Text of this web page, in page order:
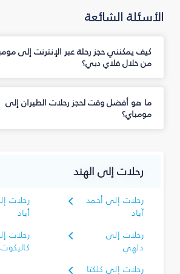
الأسئلة الشائعة
كيف يمكنني حجز رحلة عبر الإنترنت إلى
من خلال فلاي دبي؟
ما هو أفضل وقت لحجز رحلات الطيران إلى
مومباي؟
رحلات إلى الهند
رحلات إلى أحمد
آباد
رحلات
أباد
رحلات إلى
دلهي
رحلات
كاليكوت
رحلات إلى كلكتا